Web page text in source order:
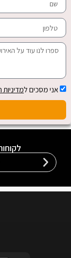
אני מסכים ל